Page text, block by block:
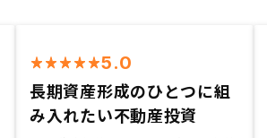
5.0
長期資産形成のひとつに組
み入れたい不動産投資